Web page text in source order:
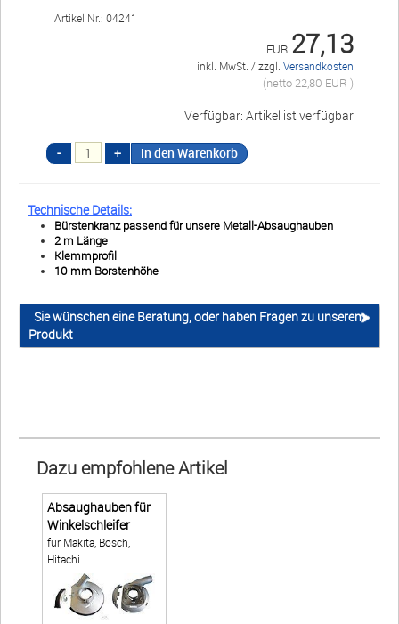
Werkzeugschleiferei M&R GmbH
Marie-Curie-Str. 4a
16321 Bernau bei Berlin • Deutschland
info@werkzeugschleiferei-
+49 (0)3338 3380755
+49 (0)30 91425042
Öffnungszeiten
Impressum • Datenschutz
Widerrufsbelehrung
Artikel Nr.: 04241
EUR 27,13
inkl. MwSt. / zzgl. Versandkosten
(netto 22,80 EUR )
Verfügbar: Artikel ist verfügbar
Technische Details:
Bürstenkranz passend für unsere Metall-Absaughauben
2 m Länge
Klemmprofil
10 mm Borstenhöhe
Sie wünschen eine Beratung, oder haben Fragen zu unserem
Produkt
Dazu empfohlene Artikel
Absaughauben für
Winkelschleifer
für Makita, Bosch,
Hitachi ...